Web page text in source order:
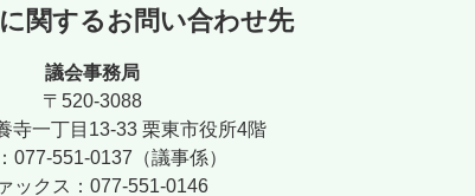
関するお問い合わせ先
議会事務局
〒520-3088
寺一丁目13-33 栗東市役所4階
077-551-0137（議事係）
ックス：077-551-0146